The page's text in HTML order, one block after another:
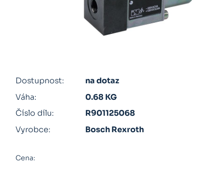
Dostupnost:
na dotaz
Váha:
0.68 KG
Číslo dílu:
R901125068
Vyrobce:
Bosch Rexroth
Cena: